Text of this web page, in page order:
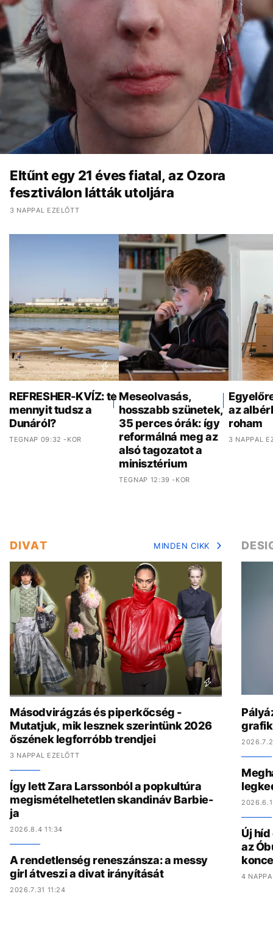
Eltűnt egy 21 éves fiatal, az Ozora
fesztiválon látták utoljára
3 NAPPAL EZELŐTT
REFRESHER-KVÍZ: te
mennyit tudsz a
Dunáról?
TEGNAP 09:32 -KOR
Meseolvasás,
hosszabb szünetek,
35 perces órák: így
reformálná meg az
alsó tagozatot a
minisztérium
TEGNAP 12:39 -KOR
az
roham
3 NAPPAL
DIVAT MINDEN CIKK
Másodvirágzás és piperkőcség -
Mutatjuk, mik lesznek szerintünk 2026
őszének legforróbb trendjei
3 NAPPAL EZELŐTT
Így lett Zara Larssonból a popkultúra
megismételhetetlen skandináv Barbie-
ja
2026.8.4 11:34
A rendetlenség reneszánsza: a messy
girl átveszi a divat irányítását
2026.7.31 11:24
Új
az
4